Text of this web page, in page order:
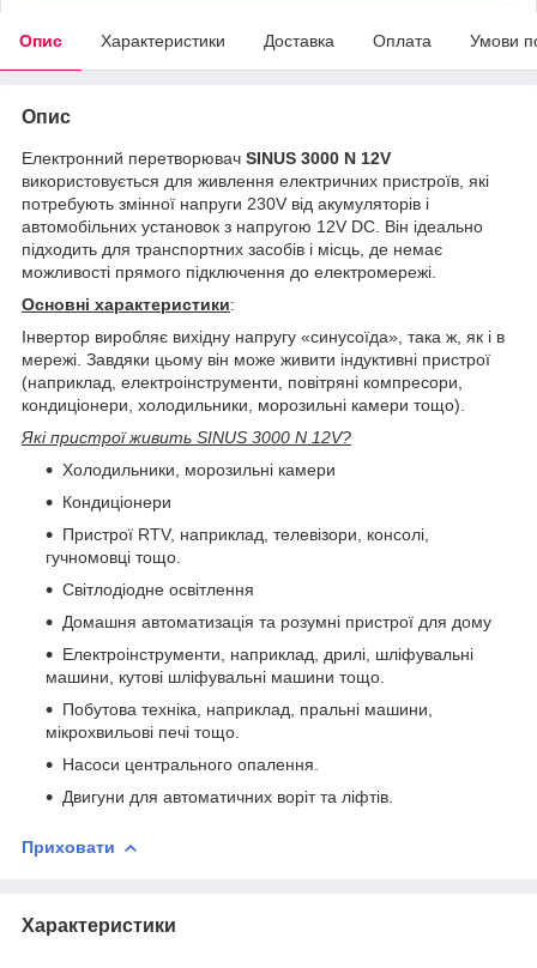
Опис Характеристики Доставка Оплата Умови
Опис
Електронний перетворювач SINUS 3000 N 12V
використовується для живлення електричних пристроїв, які
потребують змінної напруги 230V від акумуляторів і
автомобільних установок з напругою 12V DC. Він ідеально
підходить для транспортних засобів і місць, де немає
можливості прямого підключення до електромережі.
Основні характеристики:
Інвертор виробляє вихідну напругу «синусоїда», така ж, як і в
мережі. Завдяки цьому він може живити індуктивні пристрої
(наприклад, електроінструменти, повітряні компресори,
кондиціонери, холодильники, морозильні камери тощо).
Які пристрої живить SINUS 3000 N 12V?
Холодильники, морозильні камери
Кондиціонери
Пристрої RTV, наприклад, телевізори, консолі,
гучномовці тощо.
Cвітлодіодне освітлення
Домашня автоматизація та розумні пристрої для дому
Електроінструменти, наприклад, дрилі, шліфувальні
машини, кутові шліфувальні машини тощо.
Побутова техніка, наприклад, пральні машини,
мікрохвильові печі тощо.
Насоси центрального опалення.
Двигуни для автоматичних воріт та ліфтів.
Приховати
Характеристики